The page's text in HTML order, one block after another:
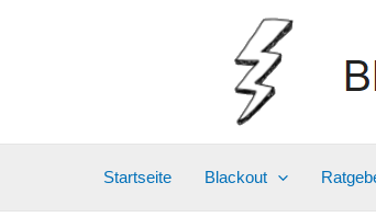
Startseite Blackout